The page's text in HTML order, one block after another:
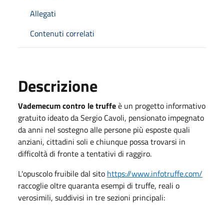
Allegati
Contenuti correlati
Descrizione
Vademecum contro le truffeè un progetto informativo
gratuito ideato da Sergio Cavoli, pensionato impegnato
da anni nel sostegno alle persone più esposte quali
anziani, cittadini soli e chiunque possa trovarsi in
difficoltà di fronte a tentativi di raggiro.
L'opuscolo fruibile dal sito https://www.infotruffe.com/
raccoglie oltre quaranta esempi di truffe, reali o
verosimili, suddivisi in tre sezioni principali: